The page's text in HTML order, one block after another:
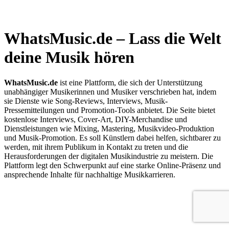
WhatsMusic.de – Lass die Welt
deine Musik hören
WhatsMusic.de ist eine Plattform, die sich der Unterstützung
unabhängiger Musikerinnen und Musiker verschrieben hat, indem
sie Dienste wie Song-Reviews, Interviews, Musik-
Pressemitteilungen und Promotion-Tools anbietet. Die Seite bietet
kostenlose Interviews, Cover-Art, DIY-Merchandise und
Dienstleistungen wie Mixing, Mastering, Musikvideo-Produktion
und Musik-Promotion. Es soll Künstlern dabei helfen, sichtbarer zu
werden, mit ihrem Publikum in Kontakt zu treten und die
Herausforderungen der digitalen Musikindustrie zu meistern. Die
Plattform legt den Schwerpunkt auf eine starke Online-Präsenz und
ansprechende Inhalte für nachhaltige Musikkarrieren.